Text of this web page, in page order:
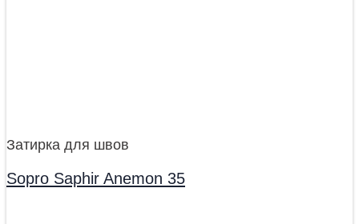
Затирка для швов
Sopro Saphir Anemon 35